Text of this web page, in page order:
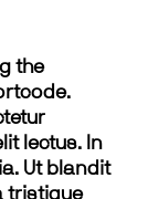
the
lectus. In
Ut blandit
tristique